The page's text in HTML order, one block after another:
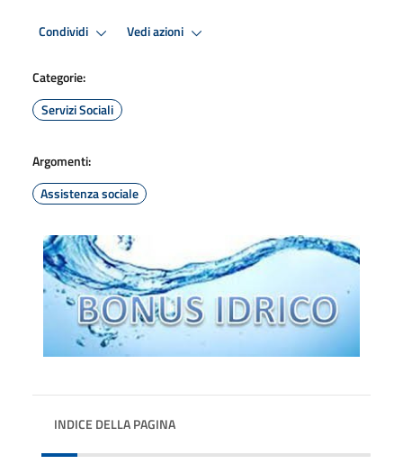
Condividi Vedi azioni
Categorie:
Servizi Sociali
Argomenti:
Assistenza sociale
INDICE DELLA PAGINA